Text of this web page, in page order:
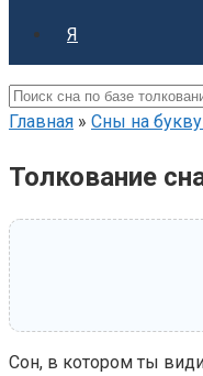
Я
Поиск:
Главная » Сны на
Толкование
Сон, в котором ты